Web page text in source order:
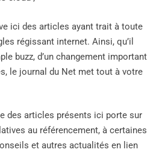
ici des articles ayant trait à toute
régissant internet. Ainsi, qu’il
buzz, d’un changement important
le journal du Net met tout à votre
des articles présents ici porte sur
au référencement, à certaines
et autres actualités en lien